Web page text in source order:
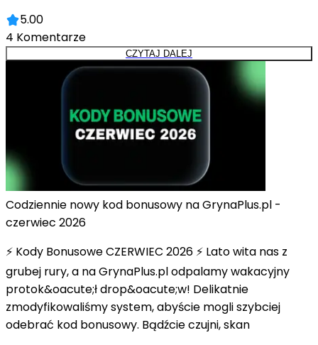
5.00
4 Komentarze
CZYTAJ DALEJ
Codziennie nowy kod bonusowy na GrynaPlus.pl -
czerwiec 2026
⚡ Kody Bonusowe CZERWIEC 2026 ⚡ Lato wita nas z
grubej rury, a na GrynaPlus.pl odpalamy wakacyjny
protok&oacute;ł drop&oacute;w! Delikatnie
zmodyfikowaliśmy system, abyście mogli szybciej
odebrać kod bonusowy. Bądźcie czujni, skan